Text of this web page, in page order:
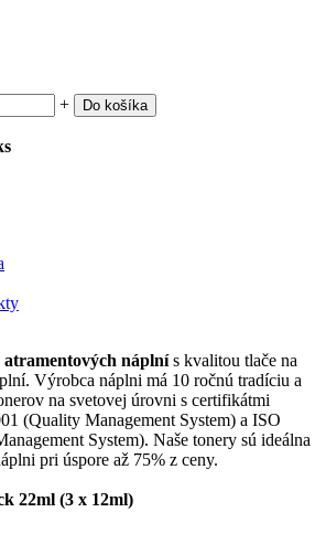
+ Do košíka
náplnís kvalitou tlače na
Výrobca náplni má 10 ročnú tradíciu a
na svetovej úrovni s certifikátmi
(Quality Management System) a ISO
System). Naše tonery sú ideálna
pri úspore až 75% z ceny.
22ml (3 x 12ml)